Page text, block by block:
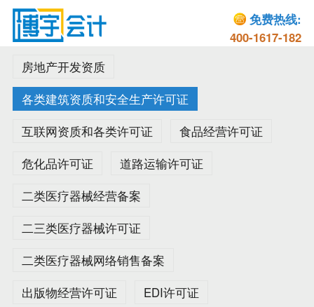
免费热线:
400-1617-182
房地产开发资质
各类建筑资质和安全生产许可证
互联网资质和各类许可证
食品经营许可证
危化品许可证
道路运输许可证
二类医疗器械经营备案
二三类医疗器械许可证
二类医疗器械网络销售备案
出版物经营许可证
EDI许可证